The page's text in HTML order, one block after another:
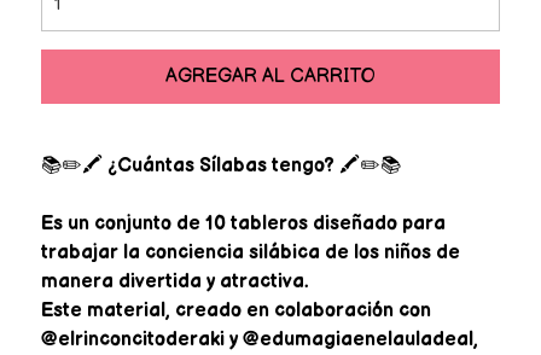
AGREGAR AL CARRITO
📚✏️🖍️ ¿Cuántas Sílabas tengo? 🖍️✏️📚
Es un conjunto de 10 tableros diseñado para
trabajar la conciencia silábica de los niños de
manera divertida y atractiva.
Este material, creado en colaboración con
@elrinconcitoderaki y @edumagiaenelauladeal,